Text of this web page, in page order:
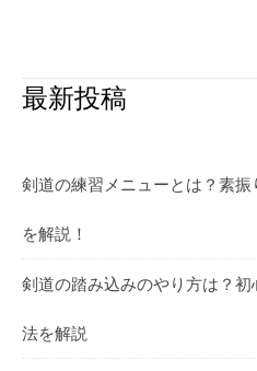
最新投稿
剣道の練習メニューとは？素
を解説！
剣道の踏み込みのやり方は？
法を解説